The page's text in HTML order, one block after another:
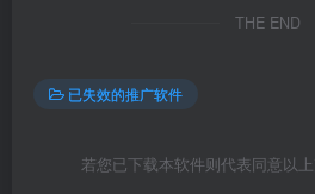
THE END
已失效的推广软件
若您已下载本软件则代表同意以